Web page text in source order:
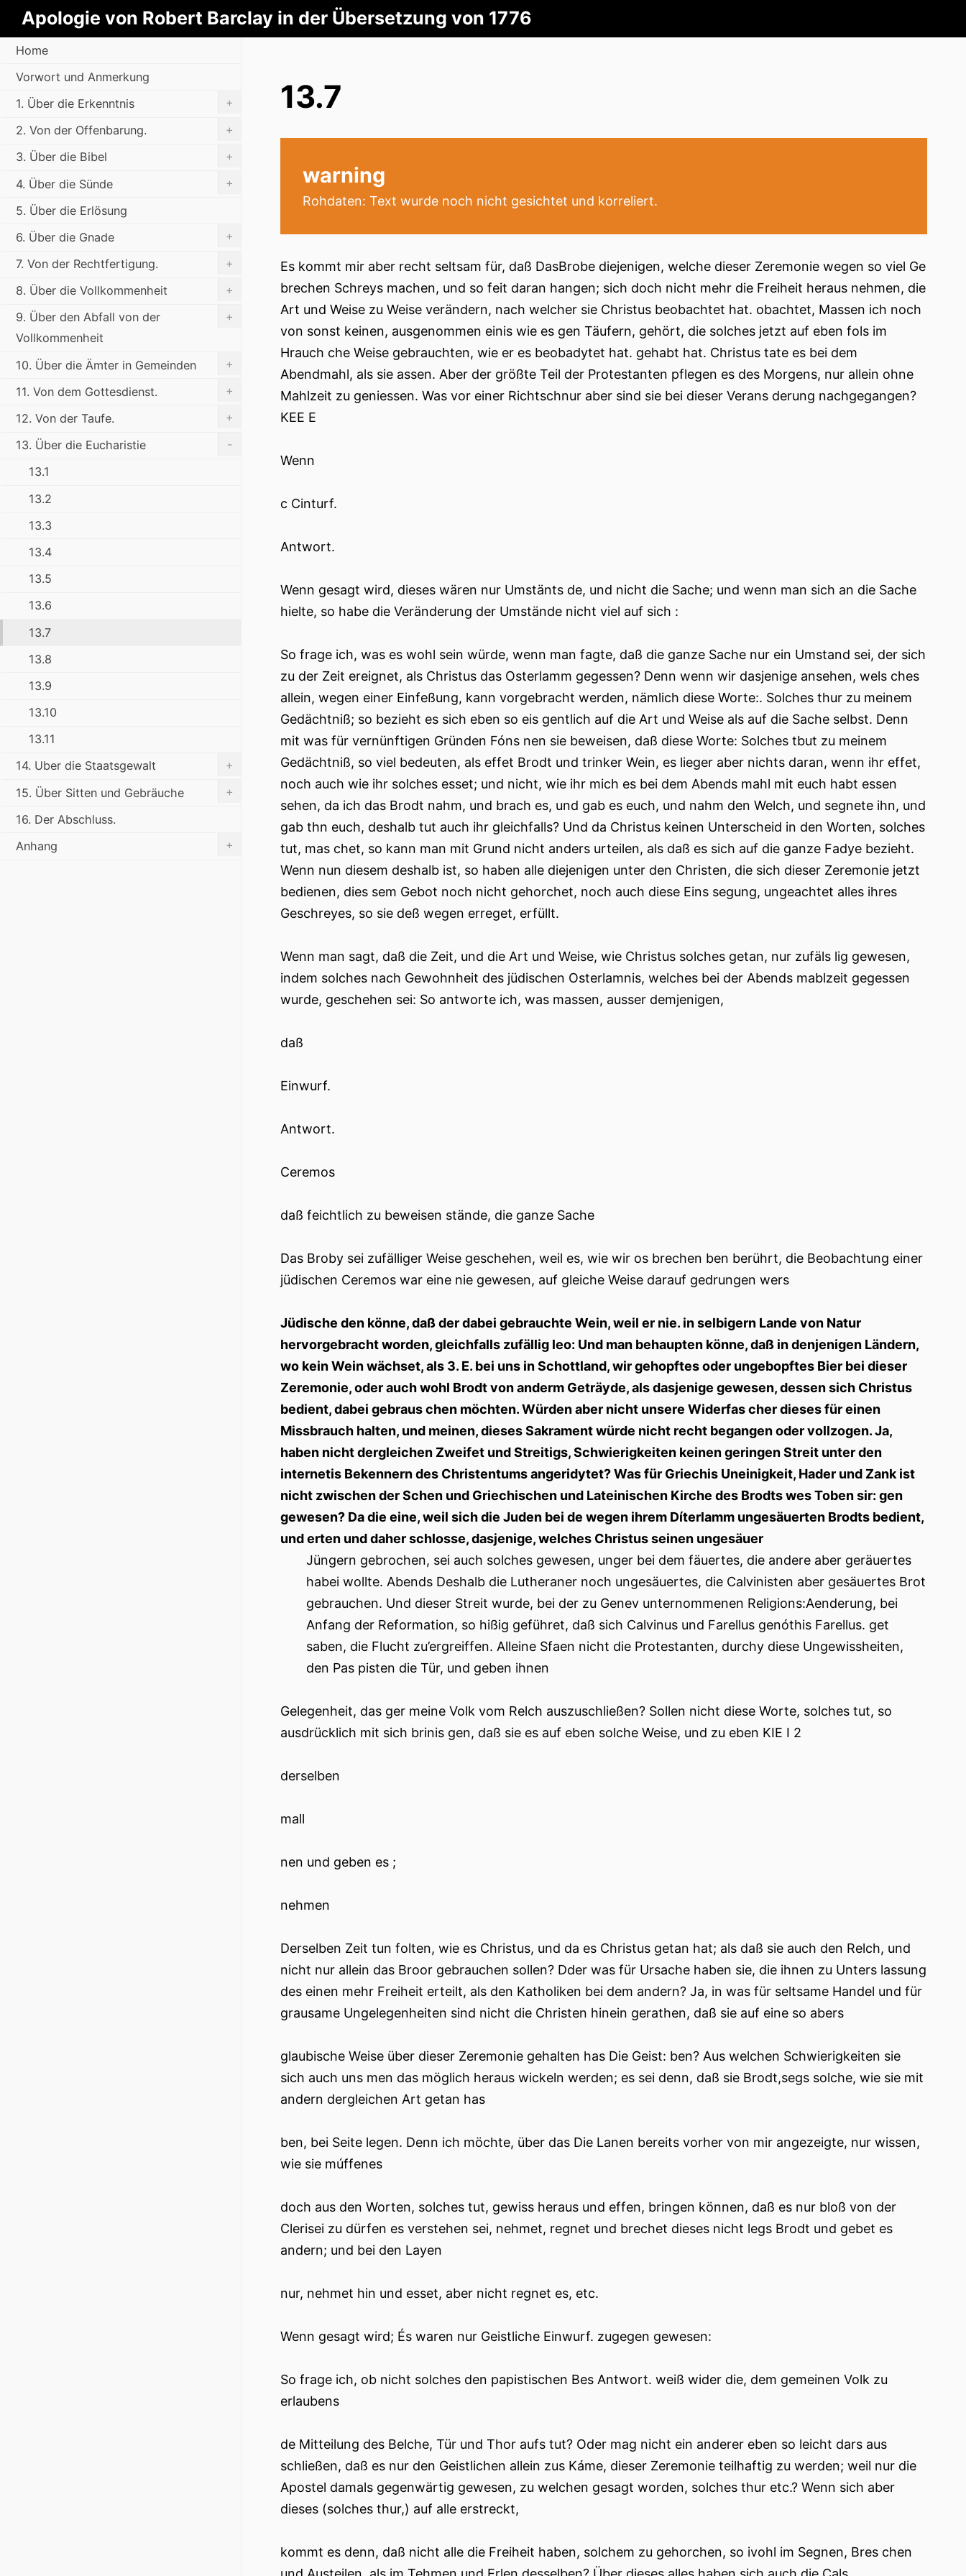
Apologie von Robert Barclay in der Übersetzung von 1776
13.7
warning
Rohdaten: Text wurde noch nicht gesichtet und korreliert.
Es kommt mir aber recht seltsam für, daß DasBrobe diejenigen, welche dieser Zeremonie wegen so viel Ge
brechen Schreys machen, und so feit daran hangen; sich doch nicht mehr die Freiheit heraus nehmen, die
Art und Weise zu Weise verändern, nach welcher sie Christus beobachtet hat. obachtet, Massen ich noch
von sonst keinen, ausgenommen einis wie es gen Täufern, gehört, die solches jetzt auf eben fols im
Hrauch che Weise gebrauchten, wie er es beobadytet hat. gehabt hat. Christus tate es bei dem
Abendmahl, als sie assen. Aber der größte Teil der Protestanten pflegen es des Morgens, nur allein ohne
Mahlzeit zu geniessen. Was vor einer Richtschnur aber sind sie bei dieser Verans derung nachgegangen?
KEE E
Wenn
c Cinturf.
Antwort.
Wenn gesagt wird, dieses wären nur Umstänts de, und nicht die Sache; und wenn man sich an die Sache
hielte, so habe die Veränderung der Umstände nicht viel auf sich :
So frage ich, was es wohl sein würde, wenn man fagte, daß die ganze Sache nur ein Umstand sei, der sich
zu der Zeit ereignet, als Christus das Osterlamm gegessen? Denn wenn wir dasjenige ansehen, wels ches
allein, wegen einer Einfeßung, kann vorgebracht werden, nämlich diese Worte:. Solches thur zu meinem
Gedächtniß; so bezieht es sich eben so eis gentlich auf die Art und Weise als auf die Sache selbst. Denn
mit was für vernünftigen Gründen Fóns nen sie beweisen, daß diese Worte: Solches tbut zu meinem
Gedächtniß, so viel bedeuten, als effet Brodt und trinker Wein, es lieger aber nichts daran, wenn ihr effet,
noch auch wie ihr solches esset; und nicht, wie ihr mich es bei dem Abends mahl mit euch habt essen
sehen, da ich das Brodt nahm, und brach es, und gab es euch, und nahm den Welch, und segnete ihn, und
gab thn euch, deshalb tut auch ihr gleichfalls? Und da Christus keinen Unterscheid in den Worten, solches
tut, mas chet, so kann man mit Grund nicht anders urteilen, als daß es sich auf die ganze Fadye bezieht.
Wenn nun diesem deshalb ist, so haben alle diejenigen unter den Christen, die sich dieser Zeremonie jetzt
bedienen, dies sem Gebot noch nicht gehorchet, noch auch diese Eins segung, ungeachtet alles ihres
Geschreyes, so sie deß wegen erreget, erfüllt.
Wenn man sagt, daß die Zeit, und die Art und Weise, wie Christus solches getan, nur zufäls lig gewesen,
indem solches nach Gewohnheit des jüdischen Osterlamnis, welches bei der Abends mablzeit gegessen
wurde, geschehen sei: So antworte ich, was massen, ausser demjenigen,
daß
Einwurf.
Antwort.
Ceremos
daß feichtlich zu beweisen stände, die ganze Sache
Das Broby sei zufälliger Weise geschehen, weil es, wie wir os brechen ben berührt, die Beobachtung einer
jüdischen Ceremos war eine nie gewesen, auf gleiche Weise darauf gedrungen wers
Jüdische den könne, daß der dabei gebrauchte Wein, weil er nie. in selbigern Lande von Natur
hervorgebracht worden, gleichfalls zufällig leo: Und man behaupten könne, daß in denjenigen Ländern,
wo kein Wein wächset, als 3. E. bei uns in Schottland, wir gehopftes oder ungebopftes Bier bei dieser
Zeremonie, oder auch wohl Brodt von anderm Geträyde, als dasjenige gewesen, dessen sich Christus
bedient, dabei gebraus chen möchten. Würden aber nicht unsere Widerfas cher dieses für einen
Missbrauch halten, und meinen, dieses Sakrament würde nicht recht begangen oder vollzogen. Ja,
haben nicht dergleichen Zweifet und Streitigs, Schwierigkeiten keinen geringen Streit unter den
internetis Bekennern des Christentums angeridytet? Was für Griechis Uneinigkeit, Hader und Zank ist
nicht zwischen der Schen und Griechischen und Lateinischen Kirche des Brodts wes Toben sir: gen
gewesen? Da die eine, weil sich die Juden bei de wegen ihrem Díterlamm ungesäuerten Brodts bedient,
und erten und daher schlosse, dasjenige, welches Christus seinen ungesäuer
Jüngern gebrochen, sei auch solches gewesen, unger bei dem fäuertes, die andere aber geräuertes
habei wollte. Abends Deshalb die Lutheraner noch ungesäuertes, die Calvinisten aber gesäuertes Brot
gebrauchen. Und dieser Streit wurde, bei der zu Genev unternommenen Religions:Aenderung, bei
Anfang der Reformation, so hißig geführet, daß sich Calvinus und Farellus genóthis Farellus. get
saben, die Flucht zu’ergreiffen. Alleine Sfaen nicht die Protestanten, durchy diese Ungewissheiten,
den Pas pisten die Tür, und geben ihnen
Gelegenheit, das ger meine Volk vom Relch auszuschließen? Sollen nicht diese Worte, solches tut, so
ausdrücklich mit sich brinis gen, daß sie es auf eben solche Weise, und zu eben KIE I 2
derselben
mall
nen und geben es ;
nehmen
Derselben Zeit tun folten, wie es Christus, und da es Christus getan hat; als daß sie auch den Relch, und
nicht nur allein das Broor gebrauchen sollen? Dder was für Ursache haben sie, die ihnen zu Unters lassung
des einen mehr Freiheit erteilt, als den Katholiken bei dem andern? Ja, in was für seltsame Handel und für
grausame Ungelegenheiten sind nicht die Christen hinein gerathen, daß sie auf eine so abers
glaubische Weise über dieser Zeremonie gehalten has Die Geist: ben? Aus welchen Schwierigkeiten sie
sich auch uns men das möglich heraus wickeln werden; es sei denn, daß sie Brodt,segs solche, wie sie mit
andern dergleichen Art getan has
ben, bei Seite legen. Denn ich möchte, über das Die Lanen bereits vorher von mir angezeigte, nur wissen,
wie sie múffenes
doch aus den Worten, solches tut, gewiss heraus und effen, bringen können, daß es nur bloß von der
Clerisei zu dürfen es verstehen sei, nehmet, regnet und brechet dieses nicht legs Brodt und gebet es
andern; und bei den Layen
nur, nehmet hin und esset, aber nicht regnet es, etc.
Wenn gesagt wird; És waren nur Geistliche Einwurf. zugegen gewesen:
So frage ich, ob nicht solches den papistischen Bes Antwort. weiß wider die, dem gemeinen Volk zu
erlaubens
de Mitteilung des Belche, Tür und Thor aufs tut? Oder mag nicht ein anderer eben so leicht dars aus
schließen, daß es nur den Geistlichen allein zus Káme, dieser Zeremonie teilhaftig zu werden; weil nur die
Apostel damals gegenwärtig gewesen, zu welchen gesagt worden, solches thur etc.? Wenn sich aber
dieses (solches thur,) auf alle erstreckt,
kommt es denn, daß nicht alle die Freiheit haben, solchem zu gehorchen, so ivohl im Segnen, Bres chen
Home
Vorwort und Anmerkung
1. Über die Erkenntnis
+
2. Von der Offenbarung.
+
3. Über die Bibel
+
4. Über die Sünde
+
5. Über die Erlösung
6. Über die Gnade
+
7. Von der Rechtfertigung.
+
8. Über die Vollkommenheit
+
9. Über den Abfall von der
Vollkommenheit
+
10. Über die Ämter in Gemeinden
+
11. Von dem Gottesdienst.
+
12. Von der Taufe.
+
13. Über die Eucharistie
-
13.1
13.2
13.3
13.4
13.5
13.6
13.7
13.8
13.9
13.10
13.11
14. Uber die Staatsgewalt
+
15. Über Sitten und Gebräuche
+
16. Der Abschluss.
Anhang
+